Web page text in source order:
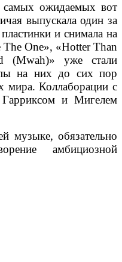
ожидаемых вот
выпускала один за
и снимала на
One», «Hotter Than
уже стали
на них до сих пор
мира. Коллаборации с
и Мигелем
музыке, обязательно
амбициозной